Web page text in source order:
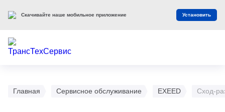
Главная Сервисное обслуживание EXEED Сход-
Скачивайте наше мобильное приложение Установить